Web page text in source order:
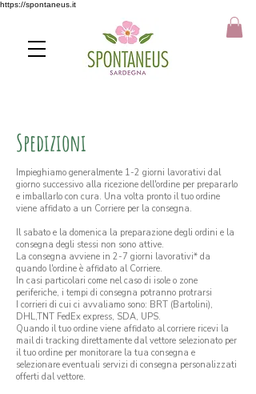
https://spontaneus.it
Spedizioni
Impieghiamo generalmente 1-2 giorni lavorativi dal
giorno successivo alla ricezione dell'ordine per prepararlo
e imballarlo con cura. Una volta pronto il tuo ordine
viene affidato a un Corriere per la consegna.
Il sabato e la domenica la preparazione degli ordini e la
consegna degli stessi non sono attive.
La consegna avviene in 2-7 giorni lavorativi* da
quando l'ordine è affidato al Corriere.
In casi particolari come nel caso di isole o zone
periferiche, i tempi di consegna potranno protrarsi
I corrieri di cui ci avvaliamo sono: BRT (Bartolini),
DHL,TNT FedEx express, SDA, UPS.
Quando il tuo ordine viene affidato al corriere ricevi la
mail di tracking direttamente dal vettore selezionato per
il tuo ordine per monitorare la tua consegna e
selezionare eventuali servizi di consegna personalizzati
offerti dal vettore.